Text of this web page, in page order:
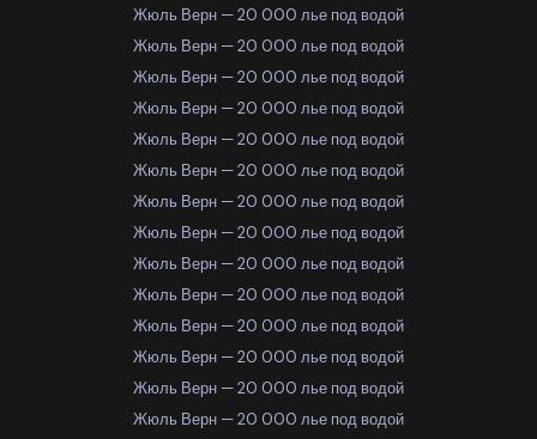
Жюль Верн — 20 000 лье под водой
Жюль Верн — 20 000 лье под водой
Жюль Верн — 20 000 лье под водой
Жюль Верн — 20 000 лье под водой
Жюль Верн — 20 000 лье под водой
Жюль Верн — 20 000 лье под водой
Жюль Верн — 20 000 лье под водой
Жюль Верн — 20 000 лье под водой
Жюль Верн — 20 000 лье под водой
Жюль Верн — 20 000 лье под водой
Жюль Верн — 20 000 лье под водой
Жюль Верн — 20 000 лье под водой
Жюль Верн — 20 000 лье под водой
Жюль Верн — 20 000 лье под водой